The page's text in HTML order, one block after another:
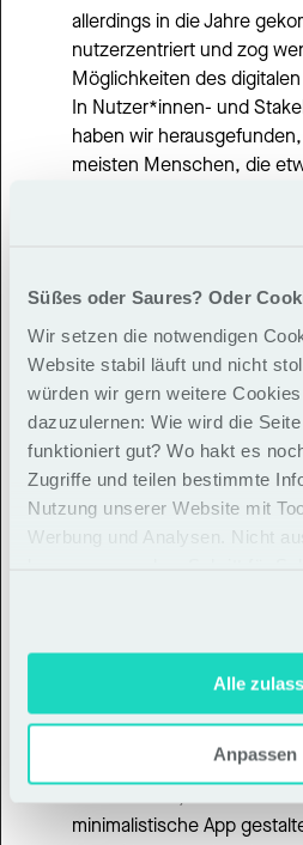
Süßes oder Saures? Oder
Wir setzen die notwendigen
Website stabil läuft und nicht
würden wir gern weitere
dazuzulernen: Wie wird die
funktioniert gut? Wo hakt es
Zugriffe und teilen bestimmte
Nutzung unserer Website mit
Werbung und Analysen. Nicht
Alle
Anpassen
allerdings in die Jahre
nutzerzentriert und zog
Möglichkeiten des digitalen
In Nutzer*innen- und
haben wir
meisten Menschen, die
dass es in Sicherheit ist.
den Verbleib hat, darf erst
durchschnaufen. Für viele
tatsächliche
Auf der Seite der Bahn war
nur die Rückgabequote
Gegenstände als Kriterium
bestand also
Prozess integriert.
Da die Zugbegleiter*innen
die den Erstkontakt mit
Ansatzpunkt. Um ihnen
minimalistische App